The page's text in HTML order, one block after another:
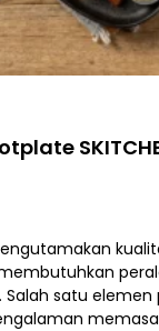
Salah satu